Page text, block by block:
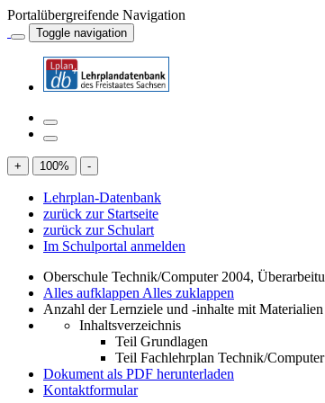
Portalübergreifende Navigation
Toggle navigation
+ 100% -
Lehrplan-Datenbank
zurück zur Startseite
zurück zur Schulart
Im Schulportal anmelden
Oberschule Technik/Computer 2004,
Alles aufklappen Alles zuklappen
Anzahl der Lernziele und -inhalte mit Materialien
Inhaltsverzeichnis
Teil Grundlagen
Teil Fachlehrplan Technik/Computer
Dokument als PDF herunterladen
Kontaktformular